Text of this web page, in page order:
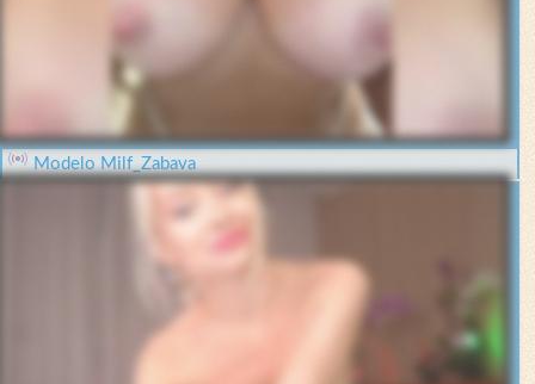
Modelo Milf_Zabava